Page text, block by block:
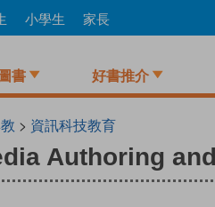
小學生 家長
圖書 好書推介
> 資訊科技教育
Authoring